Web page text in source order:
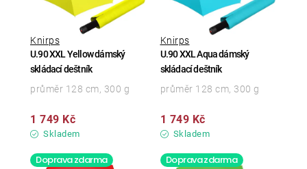
U.90 XXL Yellow dámský
skládací deštník
Knirps
Skladem
1 749 Kč
průměr 128 cm, 300 g
U.90 XXL Aqua dámský
skládací deštník
Knirps
Skladem
1 749 Kč
průměr 128 cm, 300 g
Doprava zdarma Doprava zdarma